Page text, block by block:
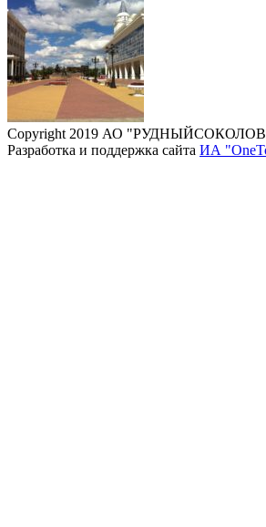
Copyright 2019 АО
Разработка и поддержка сайта ИА